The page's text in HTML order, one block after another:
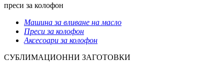
преси за колофон
Машина за вливане на масло
Преси за колофон
Аксесоари за колофон
СУБЛИМАЦИОННИ ЗАГОТОВКИ